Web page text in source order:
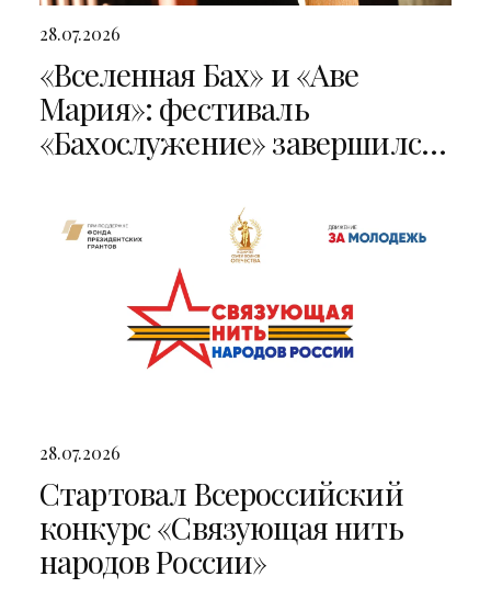
28.07.2026
«Вселенная Бах» и «Аве
Мария»: фестиваль
«Бахослужение» завершился
28.07.2026
Стартовал Всероссийский
конкурс «Связующая нить
народов России»